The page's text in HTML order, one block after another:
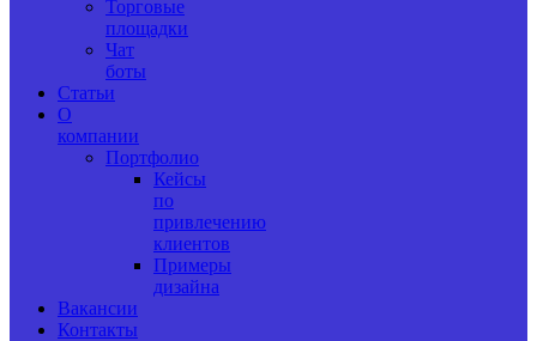
Торговые
площадки
Чат
боты
Статьи
О
компании
Портфолио
Кейсы
по
привлечению
клиентов
Примеры
дизайна
Вакансии
Контакты